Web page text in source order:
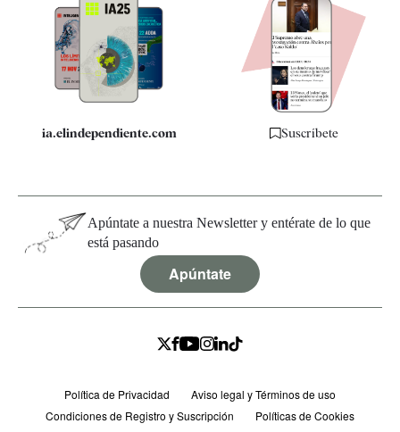
Quiénes somos
Especificaciones
ia.elindependiente.com Suscríbete
Apúntate a nuestra Newsletter y entérate de lo que
está pasando
Apúntate
Política de Privacidad
Aviso legal y Términos de uso
Condiciones de Registro y Suscripción
Políticas de Cookies